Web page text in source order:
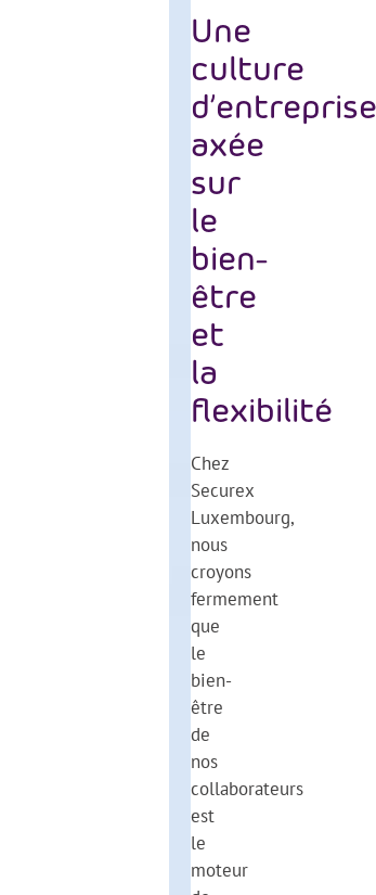
Une
culture
d’entreprise
axée
sur
le
bien-
être
et
la
flexibilité
Chez
Securex
Luxembourg,
nous
croyons
fermement
que
le
bien-
être
de
nos
collaborateurs
est
le
moteur